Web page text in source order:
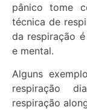
pânico tome
técnica de
da respiração
e mental.
Alguns
respiração
respiração